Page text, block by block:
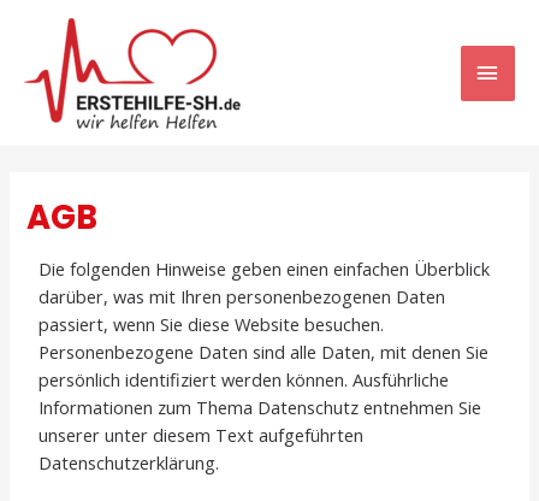
AGB
Die folgenden Hinweise geben einen einfachen Überblick
darüber, was mit Ihren personenbezogenen Daten
passiert, wenn Sie diese Website besuchen.
Personenbezogene Daten sind alle Daten, mit denen Sie
persönlich identifiziert werden können. Ausführliche
Informationen zum Thema Datenschutz entnehmen Sie
unserer unter diesem Text aufgeführten
Datenschutzerklärung.